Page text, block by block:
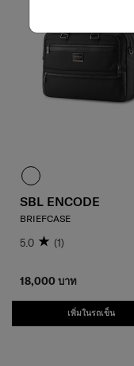
18,000 บาท
เพิ่มในรถเข็น
SBL ENCODE
BRIEFCASE
5.0 (1)